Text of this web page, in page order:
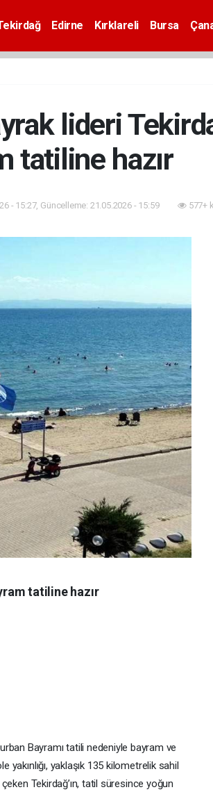
Edirne Kırklareli Bursa
lideri
tatiline hazır
- 15:27, Güncelleme: 21.05.2026 - 15:59 577+
tatiline hazır
Bayramı tatili nedeniyle bayram ve
yakınlığı, yaklaşık 135 kilometrelik sahil
Tekirdağ’ın, tatil süresince yoğun